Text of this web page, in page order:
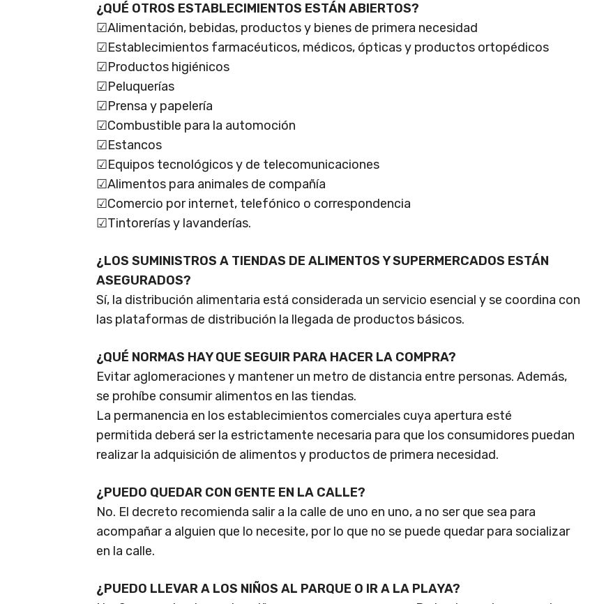
¿QUÉ OTROS ESTABLECIMIENTOS ESTÁN ABIERTOS?
☑Alimentación, bebidas, productos y bienes de primera necesidad
☑Establecimientos farmacéuticos, médicos, ópticas y productos ortopédicos
☑Productos higiénicos
☑Peluquerías
☑Prensa y papelería
☑Combustible para la automoción
☑Estancos
☑Equipos tecnológicos y de telecomunicaciones
☑Alimentos para animales de compañía
☑Comercio por internet, telefónico o correspondencia
☑Tintorerías y lavanderías.
¿LOS SUMINISTROS A TIENDAS DE ALIMENTOS Y SUPERMERCADOS ESTÁN
ASEGURADOS?
Sí, la distribución alimentaria está considerada un servicio esencial y se coordina con
las plataformas de distribución la llegada de productos básicos.
¿QUÉ NORMAS HAY QUE SEGUIR PARA HACER LA COMPRA?
Evitar aglomeraciones y mantener un metro de distancia entre personas. Además,
se prohíbe consumir alimentos en las tiendas.
La permanencia en los establecimientos comerciales cuya apertura esté
permitida deberá ser la estrictamente necesaria para que los consumidores puedan
realizar la adquisición de alimentos y productos de primera necesidad.
¿PUEDO QUEDAR CON GENTE EN LA CALLE?
No. El decreto recomienda salir a la calle de uno en uno, a no ser que sea para
acompañar a alguien que lo necesite, por lo que no se puede quedar para socializar
en la calle.
¿PUEDO LLEVAR A LOS NIÑOS AL PARQUE O IR A LA PLAYA?